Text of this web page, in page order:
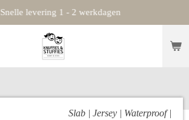
Snelle levering 1 - 2 werkdagen
Slab | Jersey | Waterproof |